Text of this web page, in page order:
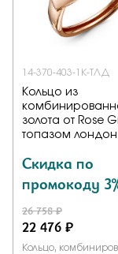
14-370-403-1К-ТЛД
Кольцо из
золота от Rose
топазом лондон
Скидка по
промокоду
26 758 ₽
22 476 ₽
Кольцо,
Заказать
Подтверждаю,
политики